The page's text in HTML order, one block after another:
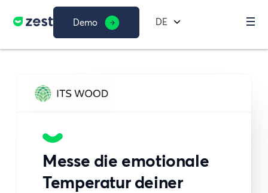
Demo DE
Messe die emotionale
Temperatur deiner